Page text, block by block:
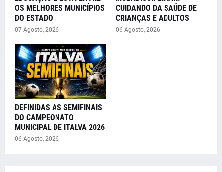
OS MELHORES MUNICÍPIOS
DO ESTADO
07 Agosto, 2026
CUIDANDO DA SAÚDE DE
CRIANÇAS E ADULTOS
06 Agosto, 2026
DEFINIDAS AS SEMIFINAIS
DO CAMPEONATO
MUNICIPAL DE ITALVA 2026
06 Agosto, 2026